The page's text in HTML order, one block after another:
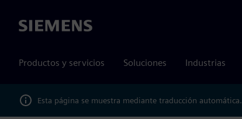
Siemens
Productos y servicios Soluciones Industrias
Esta página se muestra mediante traducción automática.